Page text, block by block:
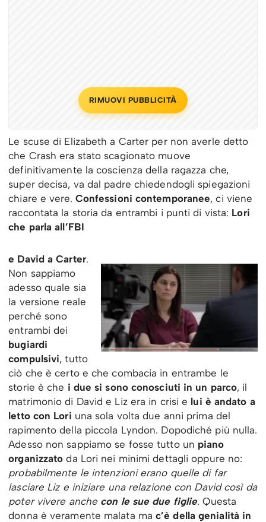
RIMUOVI PUBBLICITÀ
Le scuse di Elizabeth a Carter per non averle detto
che Crash era stato scagionato muove
definitivamente la coscienza della ragazza che,
super decisa, va dal padre chiedendogli spiegazioni
chiare e vere. Confessioni contemporanee, ci viene
raccontata la storia da entrambi i punti di vista: Lori
che parla all’FBI
e David a Carter.
Non sappiamo
adesso quale sia
la versione reale
perché sono
entrambi dei
bugiardi
compulsivi, tutto
ciò che è certo e che combacia in entrambe le
storie è che i due si sono conosciuti in un parco, il
matrimonio di David e Liz era in crisi e lui è andato a
letto con Lori una sola volta due anni prima del
rapimento della piccola Lyndon. Dopodiché più nulla.
Adesso non sappiamo se fosse tutto un piano
organizzato da Lori nei minimi dettagli oppure no:
probabilmente le intenzioni erano quelle di far
lasciare Liz e iniziare una relazione con David così da
poter vivere anche con le sue due figlie. Questa
donna è veramente malata mac’è della genialità in